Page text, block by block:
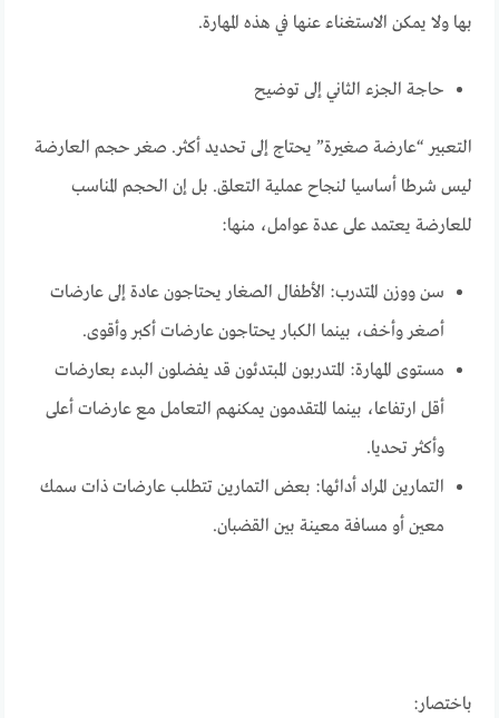
بها ولا يمكن الاستغناء عنها في هذه المهارة.
حاجة الجزء الثاني إلى توضيح
التعبير “عارضة صغيرة” يحتاج إلى تحديد أكثر. صغر حجم العارضة
ليس شرطا أساسيا لنجاح عملية التعلق. بل إن الحجم المناسب
للعارضة يعتمد على عدة عوامل، منها:
سن ووزن المتدرب: الأطفال الصغار يحتاجون عادة إلى عارضات
أصغر وأخف، بينما الكبار يحتاجون عارضات أكبر وأقوى.
مستوى المهارة: المتدربون المبتدئون قد يفضلون البدء بعارضات
أقل ارتفاعا، بينما المتقدمون يمكنهم التعامل مع عارضات أعلى
وأكثر تحديا.
التمارين المراد أدائها: بعض التمارين تتطلب عارضات ذات سمك
معين أو مسافة معينة بين القضبان.
باختصار: